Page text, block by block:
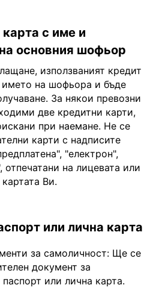
с име и
основния шофьор
използваният кредит
името на шофьора и бъде
За някои превозни
две кредитни карти,
при наемане. Не се
карти с надписите
"електрон",
отпечатани на лицевата или
Ви.
или лична карта
за самоличност: Ще се
документ за
или лична карта.